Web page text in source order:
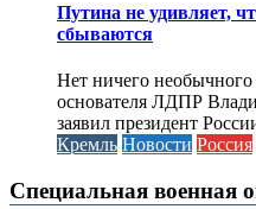
Путина не удивляет,
сбываются
Нет ничего необычного
основателя ЛДПР
заявил президент
Кремль Новости Россия
Специальная военная